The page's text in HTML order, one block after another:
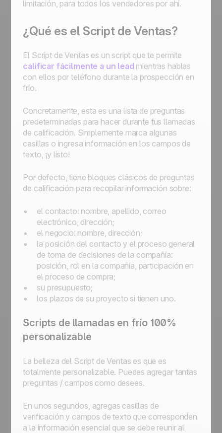
limitación, para todos los vendedores por ahí.
¿Qué es el Script de Ventas?
El Script de Ventas es un script que te permite
calificar fácilmente a un lead mientras hablas
con ellos por teléfono durante la prospección en
frío.
Concretamente, esta es una lista de preguntas
predeterminadas para hacer durante tus llamadas
de calificación. Simplemente marca algunas
casillas o ingresa información en los campos de
texto, ¡y listo!
Por defecto, tiene bloques clásicos de preguntas
de calificación para recopilar información sobre:
el contacto: nombre, apellido, correo
electrónico, dirección;
el negocio: nombre, dirección;
la posición del contacto y el proceso general
de toma de decisiones de la compañía:
posición, rol en la compañía, participación en
el proceso de compra;
su presupuesto;
los plazos de su proyecto si tienen uno.
Scripts de llamadas en frío 100%
personalizable
La belleza del Script de Ventas es que es
totalmente personalizable. Puedes agregar tantas
preguntas / campos como desees.
En unos segundos, agregas casillas de
verificación y campos de texto que corresponden
a la información esencial que se debe reunir al